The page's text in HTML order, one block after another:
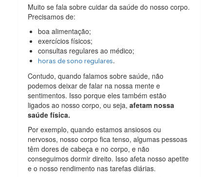
Muito se fala sobre cuidar da saúde do nosso corpo.
Precisamos de:
boa alimentação;
exercícios físicos;
consultas regulares ao médico;
horas de sono regulares.
Contudo, quando falamos sobre saúde, não
podemos deixar de falar na nossa mente e
sentimentos. Isso porque eles também estão
ligados ao nosso corpo, ou seja,afetam nossa
saúde física.
Por exemplo, quando estamos ansiosos ou
nervosos, nosso corpo fica tenso, algumas pessoas
têm dores de cabeça e no corpo, e não
conseguimos dormir direito. Isso afeta nosso apetite
e o nosso rendimento nas tarefas diárias.